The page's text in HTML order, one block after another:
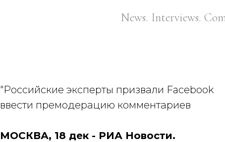
News. Interviews.
"Российские эксперты призвали Facebook
ввести премодерацию комментариев
МОСКВА, 18 дек - РИА Новости.